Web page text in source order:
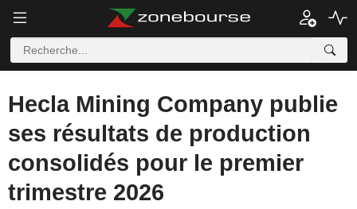
Hecla Mining Company publie
ses résultats de production
consolidés pour le premier
trimestre 2026